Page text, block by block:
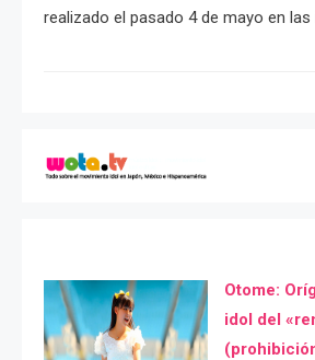
realizado el pasado 4 de mayo en
Otome:
idol del